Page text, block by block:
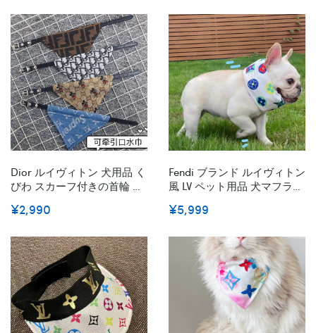
ランド犬の首輪 革製高品質
犬グッズパロディ
ィトン 中小子犬 ペット用品
スカーフ付き 犬猫対応 テデ
ィ チワワ シュナウザー S-L
6式
Dior ルイヴィトン 犬用品 く
びわ スカーフ付きの首輪 犬
FENDI 犬用 Supreme よだれ
リー 手作りの犬の首輪 綿バ
ンド 清潔にキープ XS~XL 激
安
¥2,990
Fendi ブランド ルイヴィトン
風 LV ペット用品 犬マフラー
輪 クールバンダナ 熱冷まし
冷感 清涼スカーフ 夏暑さ対
¥5,999